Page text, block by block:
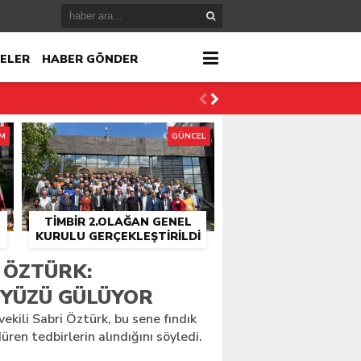
HABER GÖNDER
TİMBİR 2.OLAĞAN GENEL
KURULU GERÇEKLEŞTIRILDI
GÜNCEL
GÜLÜYOR
Sabri Öztürk, bu sene fındık
tedbirlerin alındığını söyledi.